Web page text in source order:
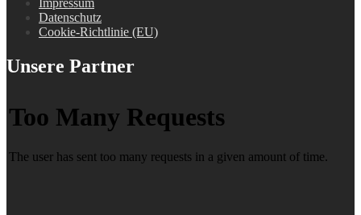
Impressum
Datenschutz
Cookie-Richtlinie (EU)
Unsere Partner